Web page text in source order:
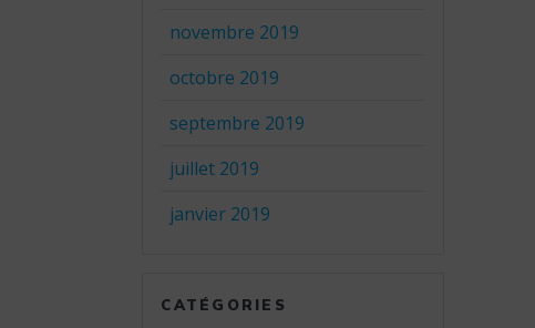
novembre 2019
octobre 2019
septembre 2019
juillet 2019
janvier 2019
CATÉGORIES